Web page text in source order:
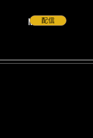
NEWS配信